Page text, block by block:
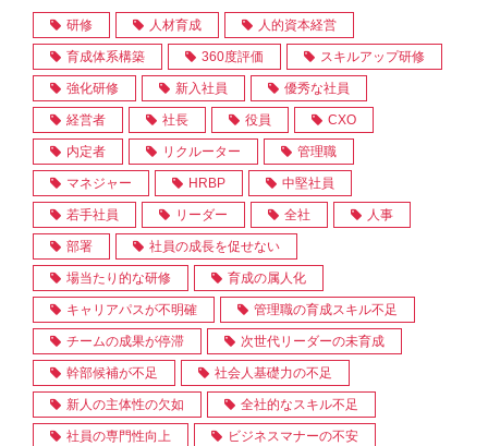
研修 人材育成 人的資本経営
育成体系構築 360度評価 スキルアップ研修
強化研修 新入社員 優秀な社員
経営者 社長 役員 CXO
内定者 リクルーター 管理職
マネジャー HRBP 中堅社員
若手社員 リーダー 全社 人事
部署 社員の成長を促せない
場当たり的な研修 育成の属人化
キャリアパスが不明確 管理職の育成スキル不足
チームの成果が停滞 次世代リーダーの未育成
幹部候補が不足 社会人基礎力の不足
新人の主体性の欠如 全社的なスキル不足
社員の専門性向上 ビジネスマナーの不安